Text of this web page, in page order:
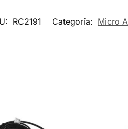
RC2191 Categoría: Micro